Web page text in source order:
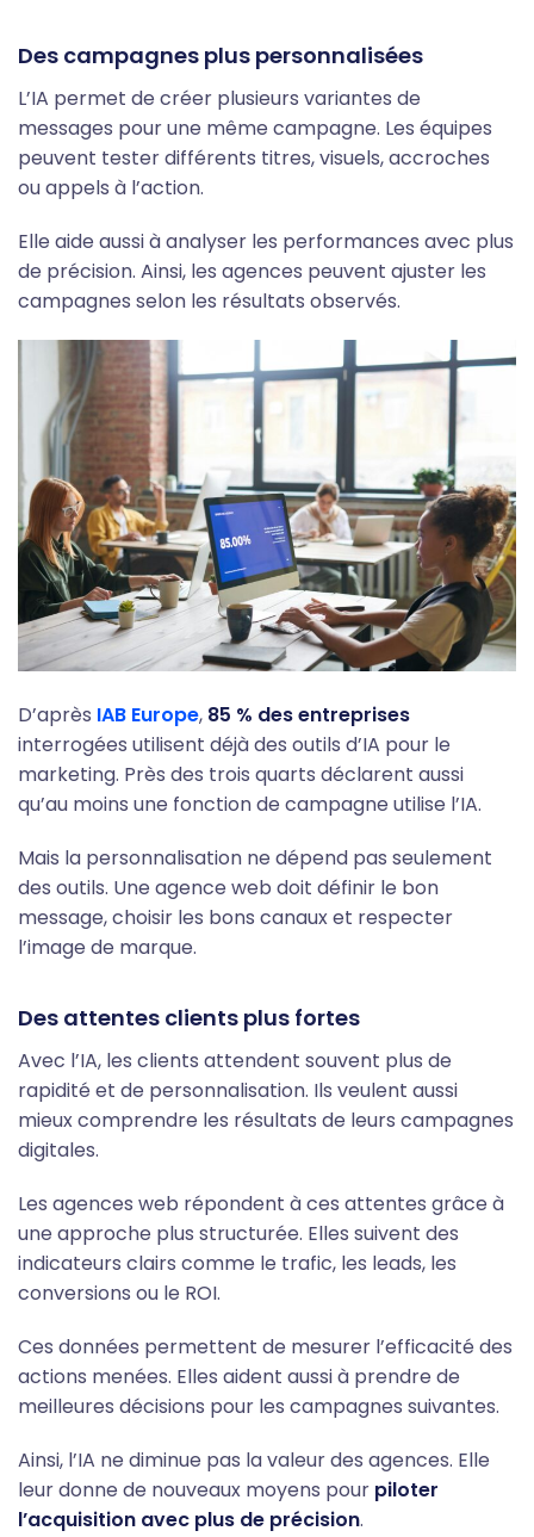
Des campagnes plus personnalisées
L’IA permet de créer plusieurs variantes de
messages pour une même campagne. Les équipes
peuvent tester différents titres, visuels, accroches
ou appels à l’action.
Elle aide aussi à analyser les performances avec plus
de précision. Ainsi, les agences peuvent ajuster les
campagnes selon les résultats observés.
D’après IAB Europe, 85 % des entreprises
interrogées utilisent déjà des outils d’IA pour le
marketing. Près des trois quarts déclarent aussi
qu’au moins une fonction de campagne utilise l’IA.
Mais la personnalisation ne dépend pas seulement
des outils. Une agence web doit définir le bon
message, choisir les bons canaux et respecter
l’image de marque.
Des attentes clients plus fortes
Avec l’IA, les clients attendent souvent plus de
rapidité et de personnalisation. Ils veulent aussi
mieux comprendre les résultats de leurs campagnes
digitales.
Les agences web répondent à ces attentes grâce à
une approche plus structurée. Elles suivent des
indicateurs clairs comme le trafic, les leads, les
conversions ou le ROI.
Ces données permettent de mesurer l’efficacité des
actions menées. Elles aident aussi à prendre de
meilleures décisions pour les campagnes suivantes.
Ainsi, l’IA ne diminue pas la valeur des agences. Elle
leur donne de nouveaux moyens pour piloter
l’acquisition avec plus de précision.